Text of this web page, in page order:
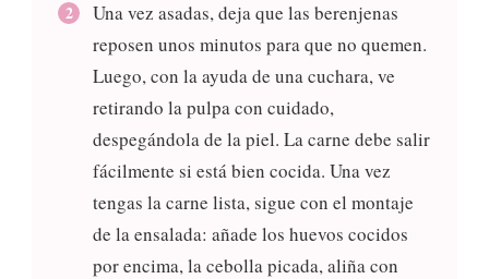
Una vez asadas, deja que las berenjenas
reposen unos minutos para que no quemen.
Luego, con la ayuda de una cuchara, ve
retirando la pulpa con cuidado,
despegándola de la piel. La carne debe salir
fácilmente si está bien cocida. Una vez
tengas la carne lista, sigue con el montaje
de la ensalada: añade los huevos cocidos
por encima, la cebolla picada, aliña con